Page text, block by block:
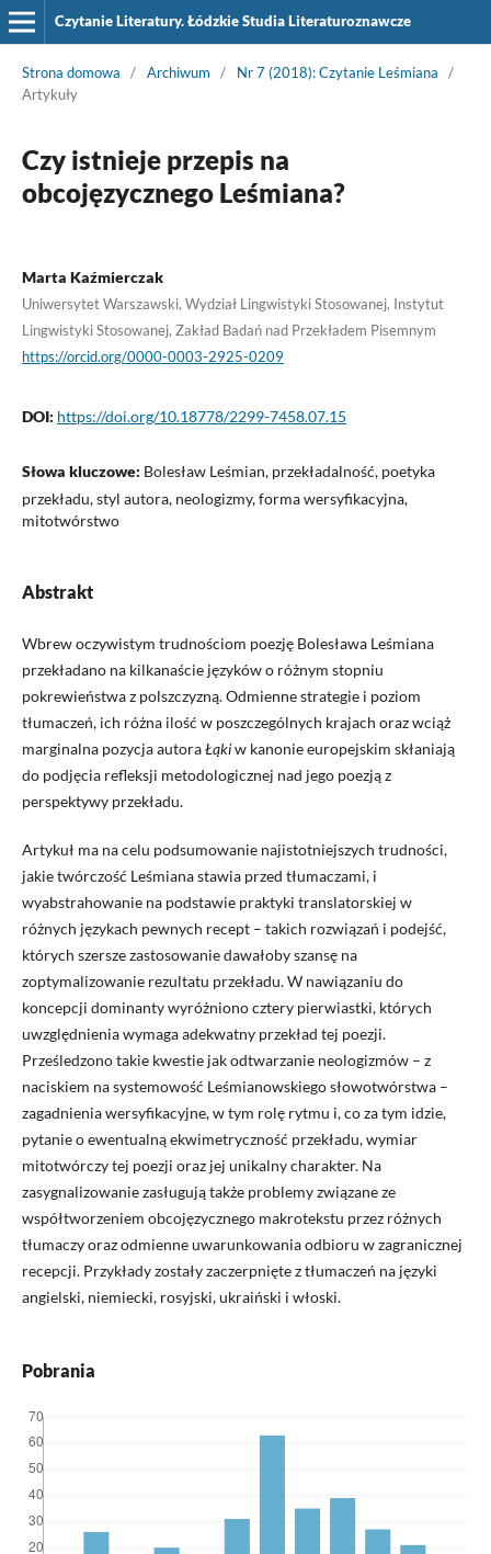
Czytanie Literatury. Łódzkie Studia Literaturoznawcze
Strona domowa / Archiwum / Nr 7 (2018): Czytanie Leśmiana
/
Artykuły
Czy istnieje przepis na
obcojęzycznego Leśmiana?
Marta Kaźmierczak
Uniwersytet Warszawski, Wydział Lingwistyki Stosowanej, Instytut
Lingwistyki Stosowanej, Zakład Badań nad Przekładem Pisemnym
https://orcid.org/0000-0003-2925-0209
DOI: https://doi.org/10.18778/2299-7458.07.15
Słowa kluczowe: Bolesław Leśmian, przekładalność, poetyka
przekładu, styl autora, neologizmy, forma wersyfikacyjna,
mitotwórstwo
Abstrakt
Wbrew oczywistym trudnościom poezję Bolesława Leśmiana
przekładano na kilkanaście języków o różnym stopniu
pokrewieństwa z polszczyzną. Odmienne strategie i poziom
tłumaczeń, ich różna ilość w poszczególnych krajach oraz wciąż
marginalna pozycja autoraŁąkiw kanonie europejskim skłaniają
do podjęcia refleksji metodologicznej nad jego poezją z
perspektywy przekładu.
Artykuł ma na celu podsumowanie najistotniejszych trudności,
jakie twórczość Leśmiana stawia przed tłumaczami, i
wyabstrahowanie na podstawie praktyki translatorskiej w
różnych językach pewnych recept – takich rozwiązań i podejść,
których szersze zastosowanie dawałoby szansę na
zoptymalizowanie rezultatu przekładu. W nawiązaniu do
koncepcji dominanty wyróżniono cztery pierwiastki, których
uwzględnienia wymaga adekwatny przekład tej poezji.
Prześledzono takie kwestie jak odtwarzanie neologizmów – z
naciskiem na systemowość Leśmianowskiego słowotwórstwa –
zagadnienia wersyfikacyjne, w tym rolę rytmu i, co za tym idzie,
pytanie o ewentualną ekwimetryczność przekładu, wymiar
mitotwórczy tej poezji oraz jej unikalny charakter. Na
zasygnalizowanie zasługują także problemy związane ze
współtworzeniem obcojęzycznego makrotekstu przez różnych
tłumaczy oraz odmienne uwarunkowania odbioru w zagranicznej
recepcji. Przykłady zostały zaczerpnięte z tłumaczeń na języki
angielski, niemiecki, rosyjski, ukraiński i włoski.
Pobrania